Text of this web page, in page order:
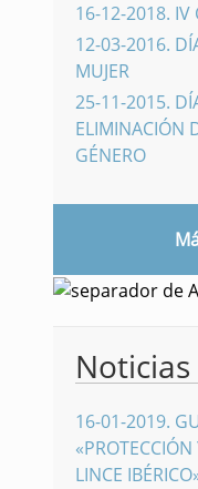
16-12-2018. IV
12-03-2016.
MUJER
25-11-2015.
ELIMINACIÓN
GÉNERO
Noticias
16-01-2019.
LINCE